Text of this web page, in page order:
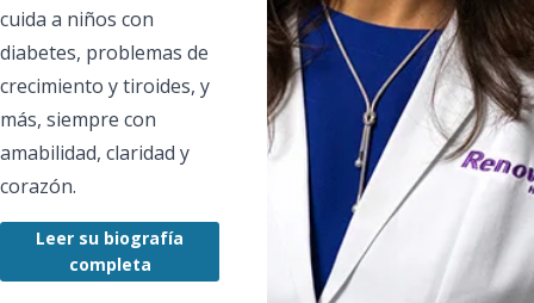
cuida a niños con
diabetes, problemas de
crecimiento y tiroides, y
más, siempre con
amabilidad, claridad y
corazón.
Leer su biografía
completa